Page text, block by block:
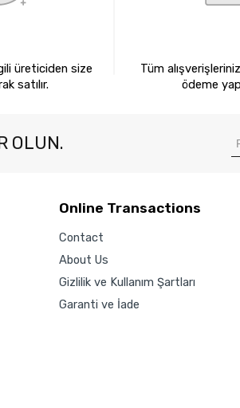
üreticiden size
satılır.
Tüm
ödeme
OLUN.
Online Transactions
Contact
About Us
Gizlilik ve Kullanım Şartları
Garanti ve İade